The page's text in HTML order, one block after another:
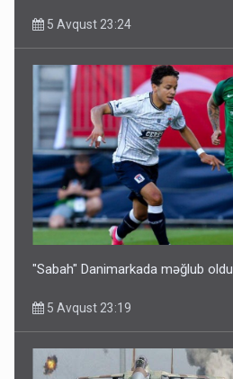
5 Avqust 23:24
"Sabah" Danimarkada məğlub oldu
5 Avqust 23:19